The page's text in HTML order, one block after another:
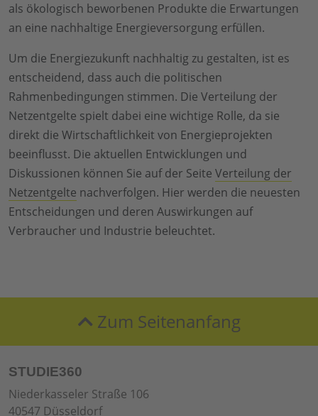
als ökologisch beworbenen Produkte die Erwartungen
an eine nachhaltige Energieversorgung erfüllen.
Um die Energiezukunft nachhaltig zu gestalten, ist es
entscheidend, dass auch die politischen
Rahmenbedingungen stimmen. Die Verteilung der
Netzentgelte spielt dabei eine wichtige Rolle, da sie
direkt die Wirtschaftlichkeit von Energieprojekten
beeinflusst. Die aktuellen Entwicklungen und
Diskussionen können Sie auf der Seite Verteilung der
Netzentgelte nachverfolgen. Hier werden die neuesten
Entscheidungen und deren Auswirkungen auf
Verbraucher und Industrie beleuchtet.
Zum Seitenanfang
STUDIE360
Niederkasseler Straße 106
40547 Düsseldorf